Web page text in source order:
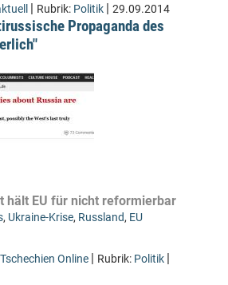
| Rubrik: Politik | 29.09.2014
Propaganda des
hält EU für nicht reformierbar
, Ukraine-Krise, Russland, EU
Tschechien Online | Rubrik: Politik |